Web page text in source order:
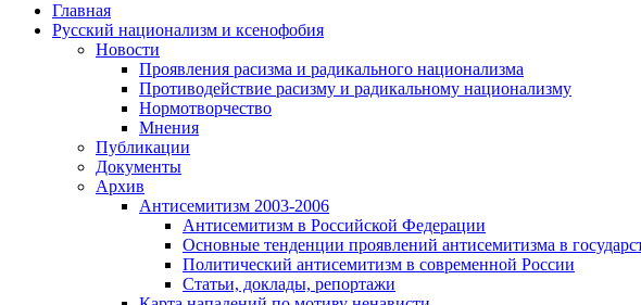
Главная
Русский национализм и ксенофобия
Новости
Проявления расизма и радикального национализма
Противодействие расизму и радикальному национализму
Нормотворчество
Мнения
Публикации
Документы
Архив
Антисемитизм 2003-2006
Антисемитизм в Российской Федерации
Основные тенденции проявлений антисемитизма в
Политический антисемитизм в современной России
Статьи, доклады, репортажи